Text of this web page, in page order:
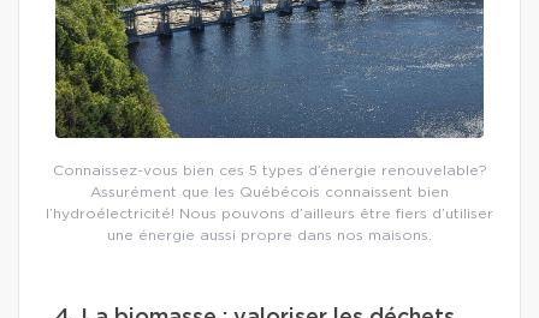
Connaissez-vous bien ces 5 types d’énergie renouvelable?
Assurément que les Québécois connaissent bien
l’hydroélectricité! Nous pouvons d’ailleurs être fiers d’utiliser
une énergie aussi propre dans nos maisons.